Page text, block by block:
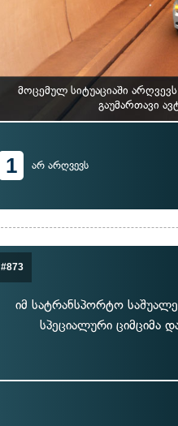
მოცემულ სიტუაციაში
გაუმართავი
1 არ არღვევს
#873
იმ სატრანსპორტო
სპეციალური ციმციმა